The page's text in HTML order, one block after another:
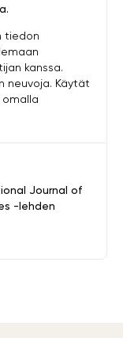
Journal of
-lehden
tiedon
kanssa.
neuvoja. Käytät